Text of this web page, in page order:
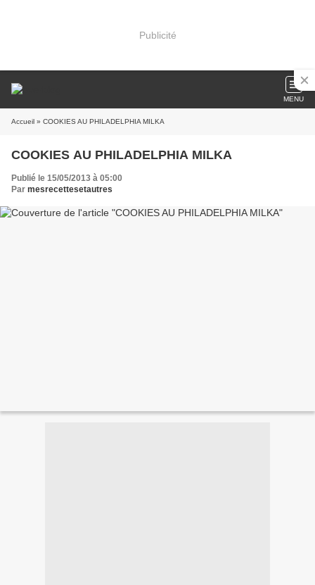
Publicité
MENU
Accueil » COOKIES AU PHILADELPHIA MILKA
COOKIES AU PHILADELPHIA MILKA
Publié le 15/05/2013 à 05:00
Par mesrecettesetautres